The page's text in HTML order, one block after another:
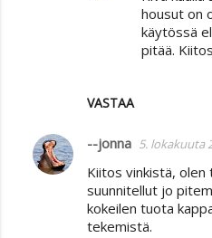
VASTAA
housut on
käytössä
pitää.
--jonna 5. lokakuuta
Kiitos vinkistä, olen
suunnitellut jo
kokeilen tuota
tekemistä.